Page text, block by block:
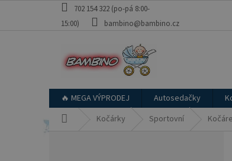
702 154 322 (po-pá 8:00-
15:00)
bambino@bambino.cz
🔥 MEGA VÝPRODEJ Autosedačky
Kočárky Sportovní